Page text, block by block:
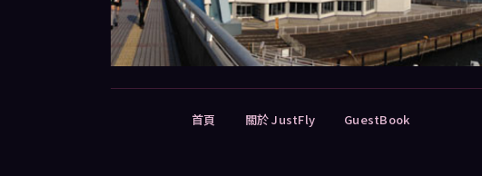
首頁 關於 JustFly GuestBook